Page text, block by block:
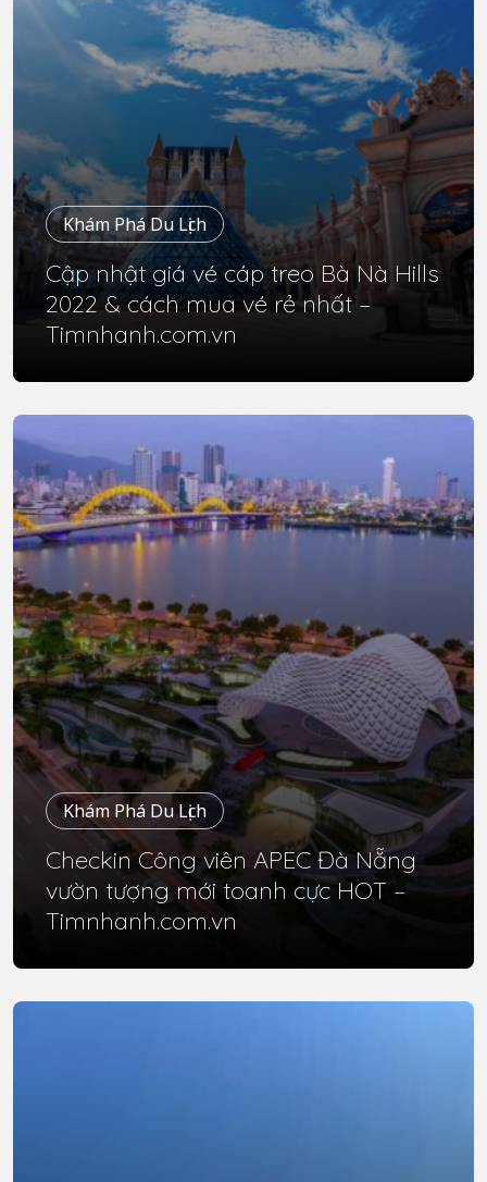
Khám Phá Du Lịch
Cập nhật giá vé cáp treo Bà Nà Hills
2022 & cách mua vé rẻ nhất –
Timnhanh.com.vn
Khám Phá Du Lịch
Checkin Công viên APEC Đà Nẵng
vườn tượng mới toanh cực HOT –
Timnhanh.com.vn